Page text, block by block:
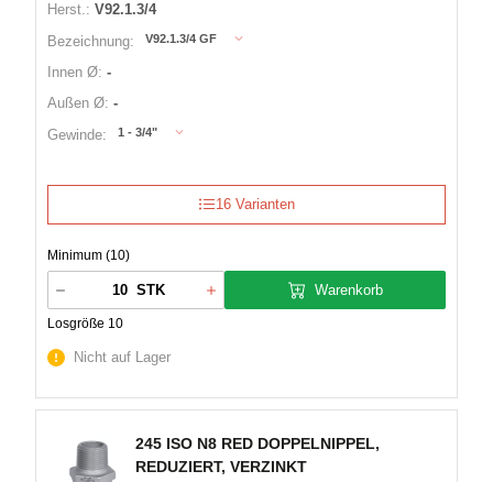
Herst.: V92.1.3/4
Bezeichnung:
V92.1.3/4 GF
Innen Ø: -
Außen Ø: -
Gewinde:
1 - 3/4"
16 Varianten
Minimum (10)
STK
Losgröße 10
Warenkorb
Nicht auf Lager
245 ISO N8 RED DOPPELNIPPEL,
REDUZIERT, VERZINKT